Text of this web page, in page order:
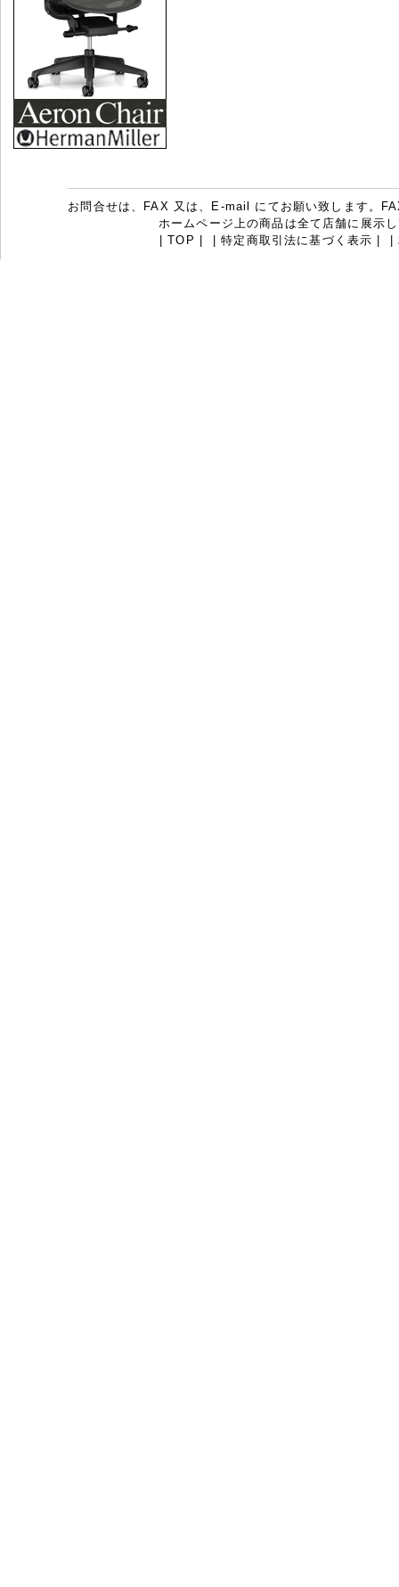
お問合せは、FAX 又は、E-mail にてお願い致します。
ホームページ上の商品は全て店舗に展示
|TOP |特定商取引法に基づく表示 |